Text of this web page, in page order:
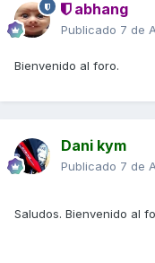
abhang
Publicado 7 de
Bienvenido al foro.
Dani kym
Publicado 7 de
Saludos. Bienvenido al